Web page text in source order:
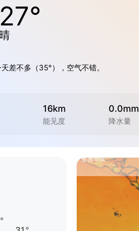
27°
晴
差不多（35°），空气不错。
16km
能见度
0.0mm
降水量